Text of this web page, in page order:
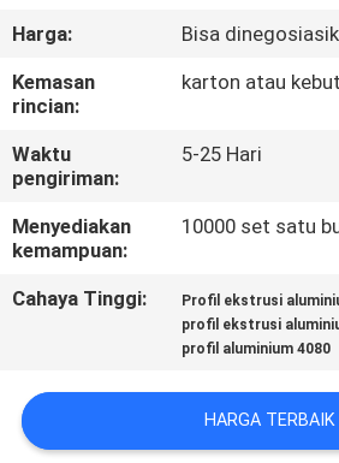
KUALITAS
KAMI
BERITA
KASUS
PERMINTAAN
PENAWARAN
Harga:
Bisa
Kemasan
rincian:
karton atau
Waktu
pengiriman:
5-25 Hari
Menyediakan
kemampuan:
10000 set satu
Cahaya Tinggi: Profil ekstrusi
profil ekstrusi
profil aluminium 4080
HARGA TERBAIK